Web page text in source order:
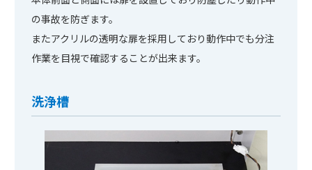
の事故を防ぎます。
またアクリルの透明な扉を採用しており動作中でも分注
作業を目視で確認することが出来ます。
洗浄槽